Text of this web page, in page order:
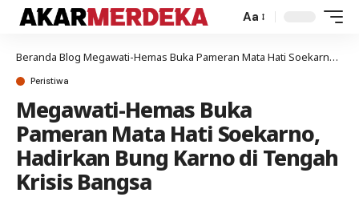
Aa
Beranda Blog Megawati-Hemas Buka Pameran Mata Hati Soekarno, Hadirkan Bung Karno di Tengah Krisis Bangsa
Peristiwa
Megawati-Hemas Buka
Pameran Mata Hati Soekarno,
Hadirkan Bung Karno di Tengah
Krisis Bangsa